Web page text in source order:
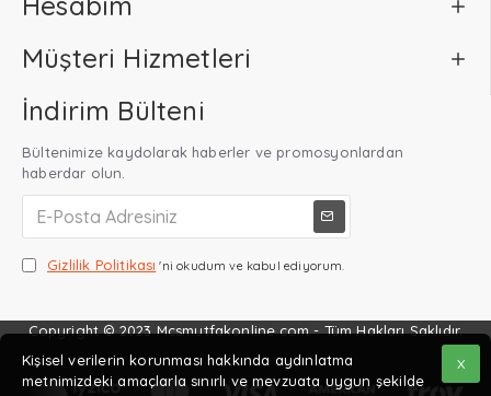
Müşteri Hizmetleri
İndirim Bülteni
Bültenimize kaydolarak haberler ve promosyonlardan
haberdar olun.
Gizlilik Politikası 'ni okudum ve kabul ediyorum.
Copyright © 2023 Mcsmutfakonline.com - Tüm Hakları Saklıdır.
X
Kişisel verilerin korunması hakkında aydınlatma
metnimizdeki amaçlarla sınırlı ve mevzuata uygun şekilde